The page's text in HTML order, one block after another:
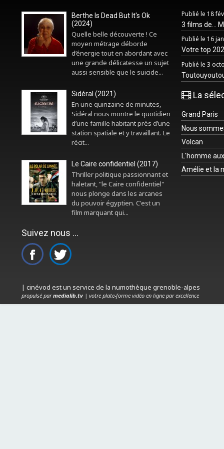
Berthe Is Dead But It's Ok
(2024)
Quelle belle découverte ! Ce
moyen métrage déborde
d’énergie tout en abordant avec
une grande délicatesse un sujet
aussi sensible que le suicide...
Sidéral (2021)
En une quinzaine de minutes,
Sidéral nous montre le quotidien
d’une famille habitant près d’une
station spatiale et y travaillant. Le
récit...
Le Caire confidentiel (2017)
Thriller politique passionnant et
haletant, "le Caire confidentiel"
nous plonge dans les arcanes
du pouvoir égyptien. C'est un
film marquant qui...
Suivez nous ...
Publié le 18
3 films de...
Publié le 16
Votre top
Publié le 3
La
Grand Paris
Nous
Volcan
L'homme
Amélie et la
| cinévod est un service de la numothèque grenoble-alpes
propulsé parmedialib.tv| votre plate-forme vidéo en ligne par excellence